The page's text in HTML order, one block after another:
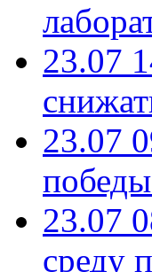
23.07
23.07
23.07
среду